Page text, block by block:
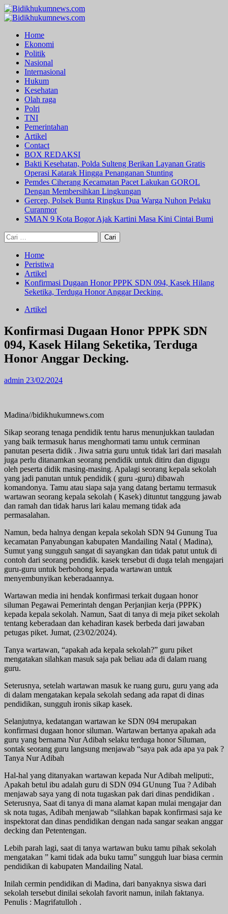
Skip
to
Primary
Home
Ekonomi
Politik
Nasional
Internasional
Hukum
Kesehatan
Olah raga
Polri
TNI
Pemerintahan
Artikel
Contact
BOX REDAKSI
Bakti Kesehatan, Polda Sulteng Berikan Layanan Gratis
Operasi Katarak Hingga Penanganan Stunting
Pemdes Ciherang Kecamatan Pacet Lakukan GOROL
Dengan Membersihkan Lingkungan
Gercep, Polsek Bunta Ringkus Dua Warga Nuhon Pelaku
Curanmor
SMAN 9 Kota Bogor Ajak Kartini Masa Kini Cintai Bumi
Cari
untuk:
Home
Peristiwa
Artikel
Konfirmasi Dugaan Honor PPPK SDN 094, Kasek Hilang
Seketika, Terduga Honor Anggar Decking.
Artikel
Konfirmasi Dugaan Honor PPPK SDN
094, Kasek Hilang Seketika, Terduga
Honor Anggar Decking.
admin 23/02/2024
Madina//bidikhukumnews.com
Sikap seorang tenaga pendidik tentu harus menunjukkan tauladan
yang baik termasuk harus menghormati tamu untuk cerminan
panutan peserta didik . Jiwa satria guru untuk tidak lari dari masalah
juga perlu ditanamkan seorang pendidik untuk ditiru dan digugu
oleh peserta didik masing-masing. Apalagi seorang kepala sekolah
yang jadi panutan untuk pendidik ( guru -guru) dibawah
komandonya. Tamu atau siapa saja yang datang bertamu termasuk
wartawan seorang kepala sekolah ( Kasek) dituntut tanggung jawab
dan ramah dan tidak harus lari kalau memang tidak ada
permasalahan.
Namun, beda halnya dengan kepala sekolah SDN 94 Gunung Tua
kecamatan Panyabungan kabupaten Mandailing Natal ( Madina),
Sumut yang sungguh sangat di sayangkan dan tidak patut untuk di
contoh dari seorang pendidik. kasek tersebut di duga telah mengajari
guru-guru untuk berbohong kepada wartawan untuk
menyembunyikan keberadaannya.
Wartawan media ini hendak konfirmasi terkait dugaan honor
siluman Pegawai Pemerintah dengan Perjanjian kerja (PPPK)
kepada kepala sekolah. Namun, Saat di tanya di meja piket sekolah
tentang keberadaan dan kehadiran kasek berbeda dari jawaban
petugas piket. Jumat, (23/02/2024).
Tanya wartawan, “apakah ada kepala sekolah?” guru piket
mengatakan silahkan masuk saja pak beliau ada di dalam ruang
guru.
Seterusnya, setelah wartawan masuk ke ruang guru, guru yang ada
di dalam mengatakan kepala sekolah sedang ada rapat di dinas
pendidikan, sungguh ironis sikap kasek.
Selanjutnya, kedatangan wartawan ke SDN 094 merupakan
konfirmasi dugaan honor siluman. Wartawan bertanya apakah ada
guru yang bernama Nur Adibah selaku terduga honor Siluman,
sontak seorang guru langsung menjawab “saya pak ada apa ya pak ?
Tanya Nur Adibah
Hal-hal yang ditanyakan wartawan kepada Nur Adibah meliputi:,
Apakah betul ibu adalah guru di SDN 094 GUnung Tua ? Adibah
menjawab saya yang di nota tugaskan pak dari dinas pendidikan .
Seterusnya, Saat di tanya di mana alamat kapan mulai mengajar dan
sk nota tugas, Adibah menjawab “silahkan bapak konfirmasi saja ke
inspektorat dan dinas pendidikan dengan nada sangar seakan anggar
decking dan Petentengan.
Lebih parah lagi, saat di tanya wartawan buku tamu pihak sekolah
mengatakan ” kami tidak ada buku tamu” sungguh luar biasa cermin
pendidikan di kabupaten Mandailing Natal.
Inilah cermin pendidikan di Madina, dari banyaknya siswa dari
sekolah tersebut dinilai sekolah favorit namun, inilah faktanya.
Penulis : Magrifatulloh .